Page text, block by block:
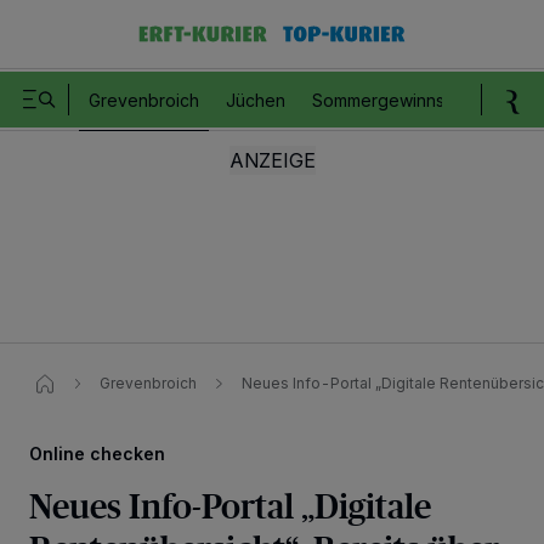
Grevenbroich Jüchen Sommergewinnspiel
Grevenbroich Neues Info-Portal „Digitale
Online checken
Neues Info-Portal „Digitale